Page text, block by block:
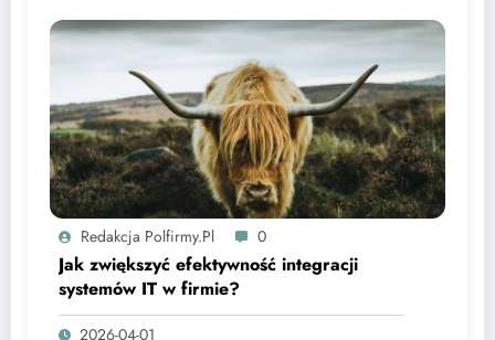
Redakcja Polfirmy.pl 0
Jak zwiększyć efektywność integracji
systemów IT w firmie?
2026-04-01